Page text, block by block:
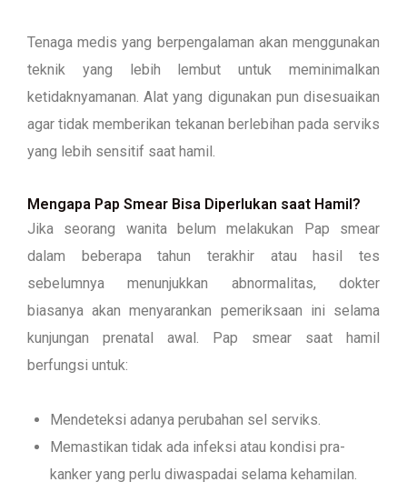
Tenaga medis yang berpengalaman akan menggunakan
teknik yang lebih lembut untuk meminimalkan
ketidaknyamanan. Alat yang digunakan pun disesuaikan
agar tidak memberikan tekanan berlebihan pada serviks
yang lebih sensitif saat hamil.
Mengapa Pap Smear Bisa Diperlukan saat Hamil?
Jika seorang wanita belum melakukan Pap smear
dalam beberapa tahun terakhir atau hasil tes
sebelumnya menunjukkan abnormalitas, dokter
biasanya akan menyarankan pemeriksaan ini selama
kunjungan prenatal awal. Pap smear saat hamil
berfungsi untuk:
Mendeteksi adanya perubahan sel serviks.
Memastikan tidak ada infeksi atau kondisi pra-
kanker yang perlu diwaspadai selama kehamilan.